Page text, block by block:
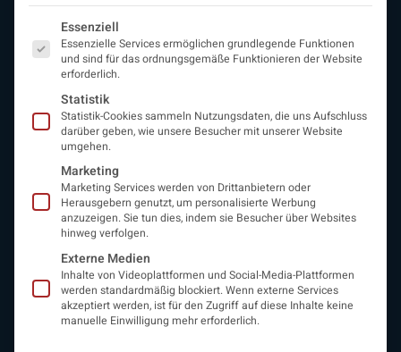
ÖGN
Über uns
Vorstand
Beirat
Arbeitsgemeinschaften
assoziierte Gesellschaften
Fördermitglieder
Entwicklung der Neurologoie
Neurologiereport
Es folgt eine Liste der Service-Gruppen, für die eine
Essenziell
Essenzielle Services ermöglichen grundlegende Funktionen
und sind für das ordnungsgemäße Funktionieren der Website
erforderlich.
Statistik
Statistik-Cookies sammeln Nutzungsdaten, die uns Aufschluss
darüber geben, wie unsere Besucher mit unserer Website
umgehen.
Marketing
Marketing Services werden von Drittanbietern oder
Herausgebern genutzt, um personalisierte Werbung
anzuzeigen. Sie tun dies, indem sie Besucher über Websites
hinweg verfolgen.
Externe Medien
Inhalte von Videoplattformen und Social-Media-Plattformen
werden standardmäßig blockiert. Wenn externe Services
akzeptiert werden, ist für den Zugriff auf diese Inhalte keine
manuelle Einwilligung mehr erforderlich.